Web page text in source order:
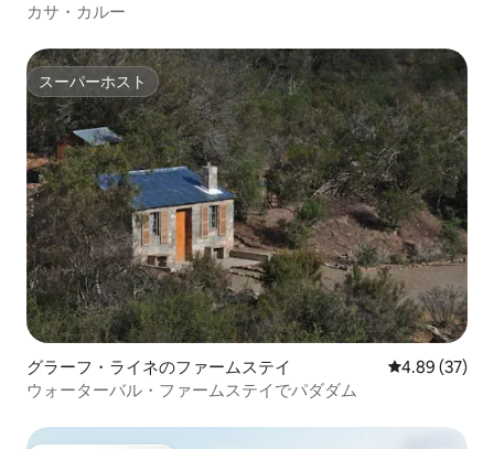
カサ・カルー
スーパーホスト
スーパーホスト
グラーフ・ライネのファームステイ レビュー37
4.89 (37)
ウォーターバル・ファームステイでパダダム